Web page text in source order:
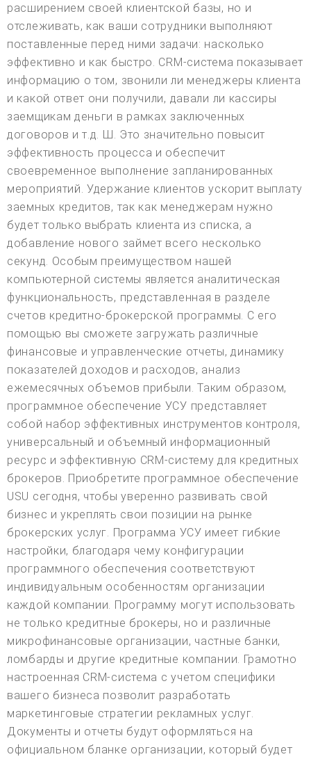
расширением своей клиентской базы, но и
отслеживать, как ваши сотрудники выполняют
поставленные перед ними задачи: насколько
эффективно и как быстро. CRM-система показывает
информацию о том, звонили ли менеджеры клиента
и какой ответ они получили, давали ли кассиры
заемщикам деньги в рамках заключенных
договоров и т.д. Ш. Это значительно повысит
эффективность процесса и обеспечит
своевременное выполнение запланированных
мероприятий. Удержание клиентов ускорит выплату
заемных кредитов, так как менеджерам нужно
будет только выбрать клиента из списка, а
добавление нового займет всего несколько
секунд. Особым преимуществом нашей
компьютерной системы является аналитическая
функциональность, представленная в разделе
счетов кредитно-брокерской программы. С его
помощью вы сможете загружать различные
финансовые и управленческие отчеты, динамику
показателей доходов и расходов, анализ
ежемесячных объемов прибыли. Таким образом,
программное обеспечение УСУ представляет
собой набор эффективных инструментов контроля,
универсальный и объемный информационный
ресурс и эффективную CRM-систему для кредитных
брокеров. Приобретите программное обеспечение
USU сегодня, чтобы уверенно развивать свой
бизнес и укреплять свои позиции на рынке
брокерских услуг. Программа УСУ имеет гибкие
настройки, благодаря чему конфигурации
программного обеспечения соответствуют
индивидуальным особенностям организации
каждой компании. Программу могут использовать
не только кредитные брокеры, но и различные
микрофинансовые организации, частные банки,
ломбарды и другие кредитные компании. Грамотно
настроенная CRM-система с учетом специфики
вашего бизнеса позволит разработать
маркетинговые стратегии рекламных услуг.
Документы и отчеты будут оформляться на
официальном бланке организации, который будет